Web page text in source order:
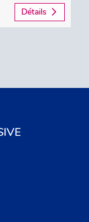
Détails